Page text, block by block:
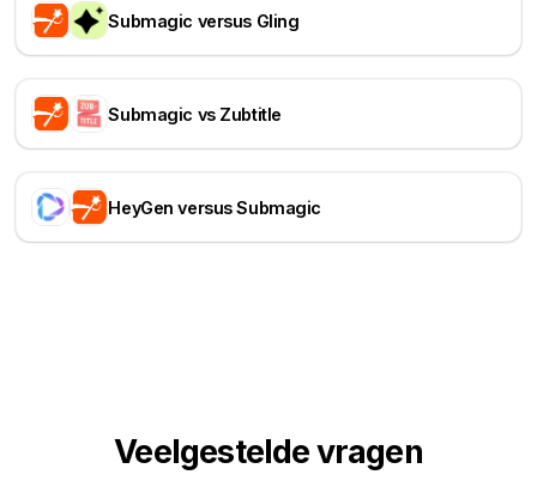
Submagic versus Gling
Submagic vs Zubtitle
HeyGen versus Submagic
Veelgestelde vragen